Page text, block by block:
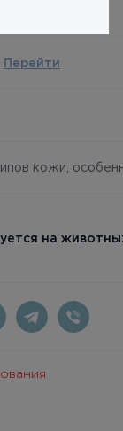
Перейти
кожи,
на